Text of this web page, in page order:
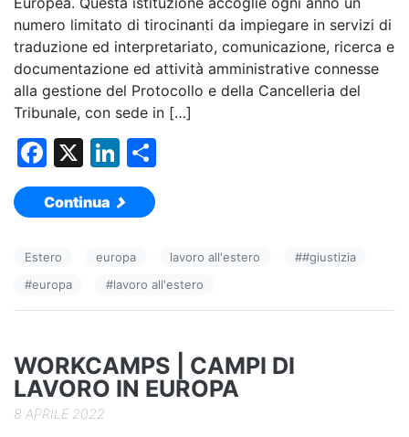
numero limitato di tirocinanti da impiegare in servizi di
traduzione ed interpretariato, comunicazione, ricerca e
documentazione ed attività amministrative connesse
alla gestione del Protocollo e della Cancelleria del
Tribunale, con sede in […]
F
a
c
b
o
k
X
Li
n
k
dI
n
vi
di
Continua
Estero europa lavoro all'estero ##giustizia
#europa #lavoro all'estero
WORKCAMPS | CAMPI DI
LAVORO IN EUROPA
8 APRILE 2022